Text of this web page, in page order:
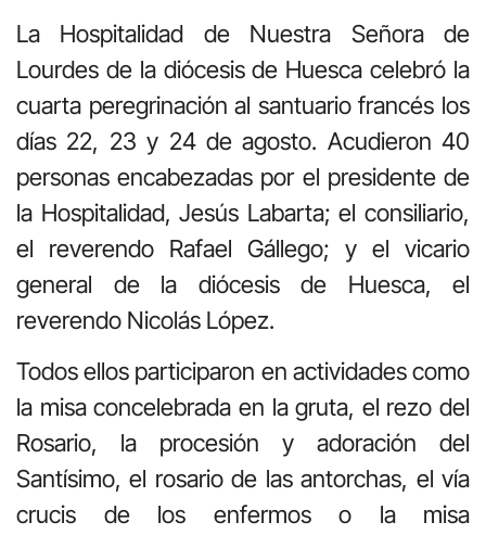
La Hospitalidad de Nuestra Señora de
Lourdes de la diócesis de Huesca celebró la
cuarta peregrinación al santuario francés los
días 22, 23 y 24 de agosto. Acudieron 40
personas encabezadas por el presidente de
la Hospitalidad, Jesús Labarta; el consiliario,
el reverendo Rafael Gállego; y el vicario
general de la diócesis de Huesca, el
reverendo Nicolás López.
Todos ellos participaron en actividades como
la misa concelebrada en la gruta, el rezo del
Rosario, la procesión y adoración del
Santísimo, el rosario de las antorchas, el vía
crucis de los enfermos o la misa